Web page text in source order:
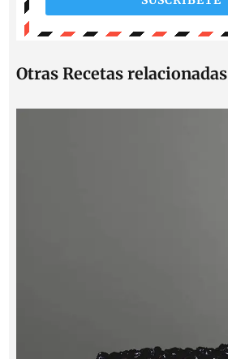
Otras Recetas relacionadas